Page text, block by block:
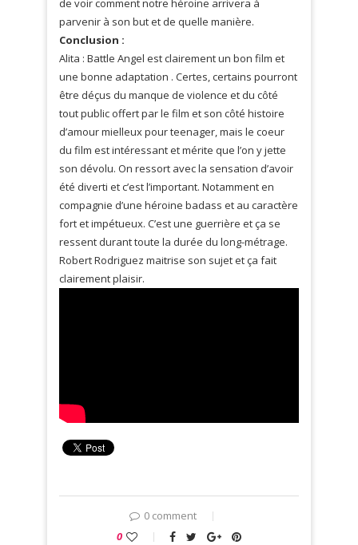
de voir comment notre héroine arrivera à
parvenir à son but et de quelle manière.
Conclusion :
Alita : Battle Angel est clairement un bon film et
une bonne adaptation . Certes, certains pourront
être déçus du manque de violence et du côté
tout public offert par le film et son côté histoire
d’amour mielleux pour teenager, mais le coeur
du film est intéressant et mérite que l’on y jette
son dévolu. On ressort avec la sensation d’avoir
été diverti et c’est l’important. Notamment en
compagnie d’une héroine badass et au caractère
fort et impétueux. C’est une guerrière et ça se
ressent durant toute la durée du long-métrage.
Robert Rodriguez maitrise son sujet et ça fait
clairement plaisir.
0 comment
0